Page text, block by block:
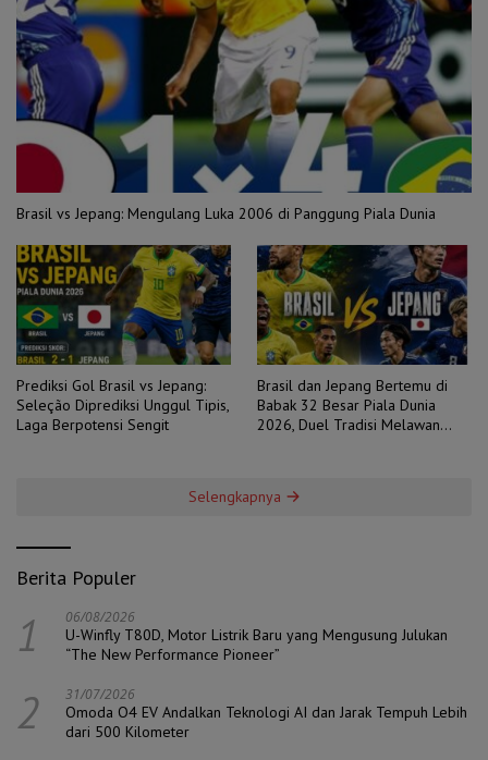
Brasil vs Jepang: Mengulang Luka 2006 di Panggung Piala Dunia
Prediksi Gol Brasil vs Jepang:
Seleção Diprediksi Unggul Tipis,
Laga Berpotensi Sengit
Brasil dan Jepang Bertemu di
Babak 32 Besar Piala Dunia
2026, Duel Tradisi Melawan
Selengkapnya
Berita Populer
1 06/08/2026
U-Winfly T80D, Motor Listrik Baru yang Mengusung Julukan
“The New Performance Pioneer”
2 31/07/2026
Omoda O4 EV Andalkan Teknologi AI dan Jarak Tempuh Lebih
dari 500 Kilometer